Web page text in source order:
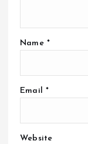
Name *
Email *
Website